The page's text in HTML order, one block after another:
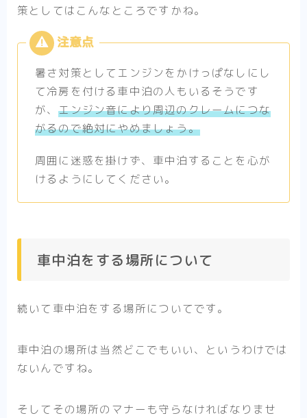
策としてはこんなところですかね。
暑さ対策としてエンジンをかけっぱなしにし
て冷房を付ける車中泊の人もいるそうです
が、エンジン音により周辺のクレームにつな
がるので絶対にやめましょう。
周囲に迷惑を掛けず、車中泊することを心が
けるようにしてください。
車中泊をする場所について
続いて車中泊をする場所についてです。
車中泊の場所は当然どこでもいい、というわけでは
ないんですね。
そしてその場所のマナーも守らなければなりませ